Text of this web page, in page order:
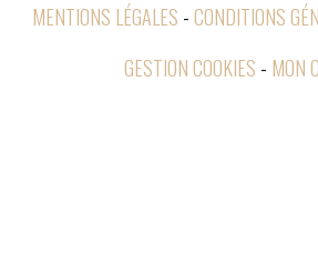
MENTIONS LÉGALES CONDITIONS
GESTION COOKIES
MON